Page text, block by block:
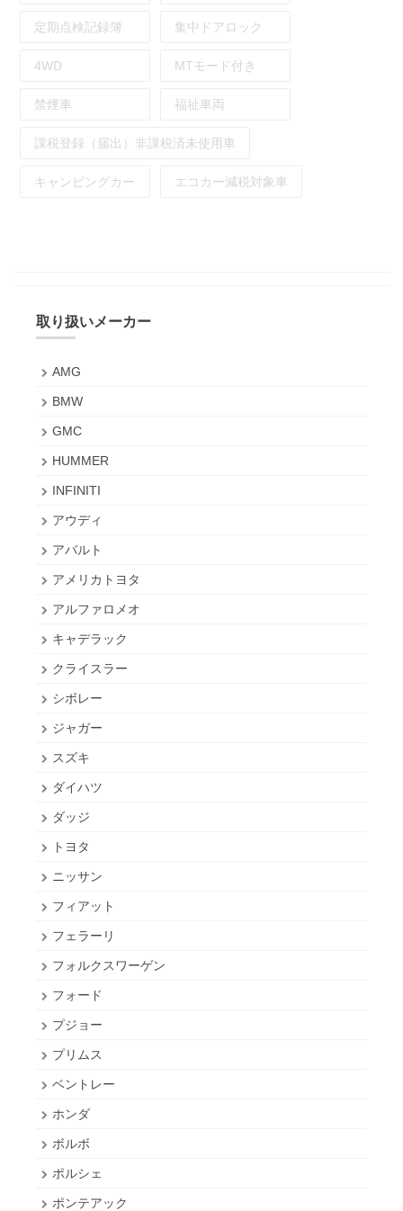
定期点検記録簿 集中ドアロック
4WD MTモード付き
禁煙車 福祉車両
課税登録（届出）非課税済未使用車
キャンピングカー エコカー減税対象車
取り扱いメーカー
AMG
BMW
GMC
HUMMER
INFINITI
アウディ
アバルト
アメリカトヨタ
アルファロメオ
キャデラック
クライスラー
シボレー
ジャガー
スズキ
ダイハツ
ダッジ
トヨタ
ニッサン
フィアット
フェラーリ
フォルクスワーゲン
フォード
プジョー
プリムス
ベントレー
ホンダ
ボルボ
ポルシェ
ポンテアック